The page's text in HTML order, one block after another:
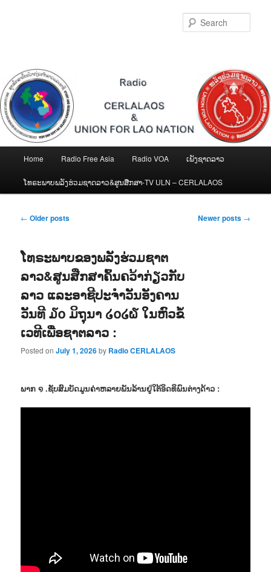
Home Radio Free Asia Radio VOA ເພັງຊາດລາວ
ໂທຣະພາບພລັງຮ່ວມຊາດລາວ&ສູນສືກສາ-TV ULN – CERLALAOS
Post
← Older posts Newer posts →
ໂທຣະພາບຂອງພລັງຮ່ວມຊາຕ
ລາວ&ສູນສືກສາຄົ້ນຄວ້າກ່ຽວກັບ
ລາວ ແລະອາຊີປະຈຳວັນອັງຄານ
ວັນທີ ໓໐ ມິຖຸນາ ໒໐໒໖ ໃນຫົວຂໍ້
ເວທີເພື່ອຊາຕລາວ :
Posted onJuly 1, 2026by Radio CERLALAOS
ພາກ ໑ .ຊັບສົມບັດມູນຄ່າຫລາຍພັນລ້ານຢູ່ໃຕ້ອິດທິພົນຕ່າງດ້າວ :